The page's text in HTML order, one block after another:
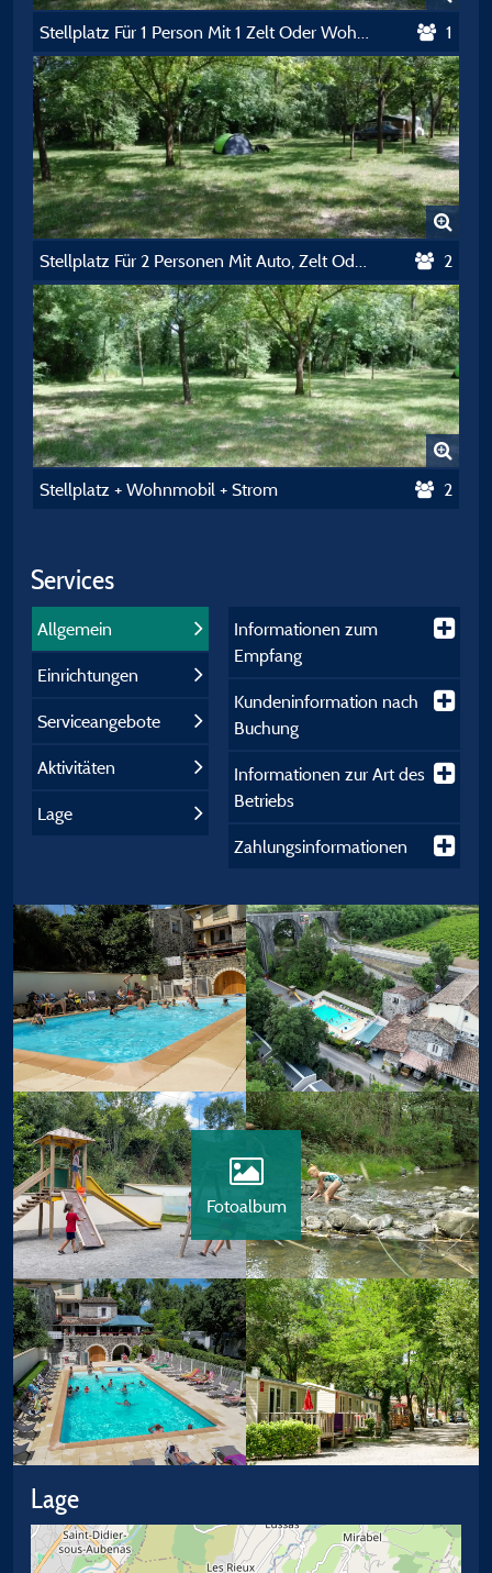
Stellplatz Für 1 Person Mit 1 Zelt Oder Wohnwagen, 1 Auto Oder 1 Motorrad 1
Stellplatz Für 2 Personen Mit Auto, Zelt Oder Wohnwagen 2
Stellplatz + Wohnmobil + Strom 2
Services
Allgemein
Einrichtungen
Serviceangebote
Aktivitäten
Lage
Informationen zum
Empfang
Kundeninformation nach
Buchung
Informationen zur Art des
Betriebs
Zahlungsinformationen
Fotoalbum
Lage